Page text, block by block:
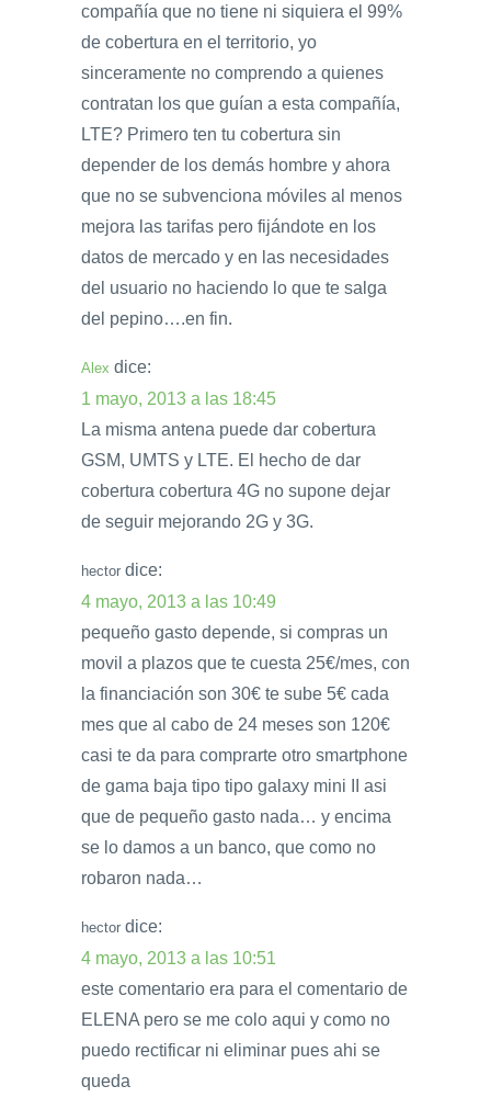
compañía que no tiene ni siquiera el 99%
de cobertura en el territorio, yo
sinceramente no comprendo a quienes
contratan los que guían a esta compañía,
LTE? Primero ten tu cobertura sin
depender de los demás hombre y ahora
que no se subvenciona móviles al menos
mejora las tarifas pero fijándote en los
datos de mercado y en las necesidades
del usuario no haciendo lo que te salga
del pepino….en fin.
Alex dice:
1 mayo, 2013 a las 18:45
La misma antena puede dar cobertura
GSM, UMTS y LTE. El hecho de dar
cobertura cobertura 4G no supone dejar
de seguir mejorando 2G y 3G.
hector dice:
4 mayo, 2013 a las 10:49
pequeño gasto depende, si compras un
movil a plazos que te cuesta 25€/mes, con
la financiación son 30€ te sube 5€ cada
mes que al cabo de 24 meses son 120€
casi te da para comprarte otro smartphone
de gama baja tipo tipo galaxy mini II asi
que de pequeño gasto nada… y encima
se lo damos a un banco, que como no
robaron nada…
hector dice:
4 mayo, 2013 a las 10:51
este comentario era para el comentario de
ELENA pero se me colo aqui y como no
puedo rectificar ni eliminar pues ahi se
queda